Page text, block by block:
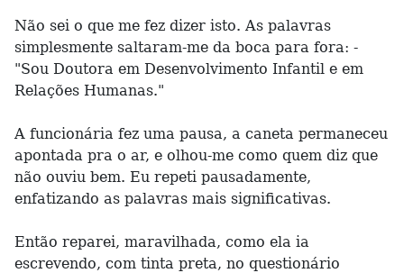
Não sei o que me fez dizer isto. As palavras
simplesmente saltaram-me da boca para fora: -
"Sou Doutora em Desenvolvimento Infantil e em
Relações Humanas."
A funcionária fez uma pausa, a caneta permaneceu
apontada pra o ar, e olhou-me como quem diz que
não ouviu bem. Eu repeti pausadamente,
enfatizando as palavras mais significativas.
Então reparei, maravilhada, como ela ia
escrevendo, com tinta preta, no questionário